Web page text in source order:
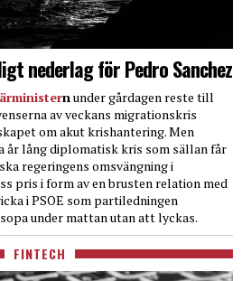
nederlag för Pedro Sanchez
nunder gårdagen reste till
av veckans migrationskris
om akut krishantering. Men
år lång diplomatisk kris som sällan får
regeringens omsvängning i
pris i form av en brusten relation med
i PSOE som partiledningen
under mattan utan att lyckas.
FINTECH